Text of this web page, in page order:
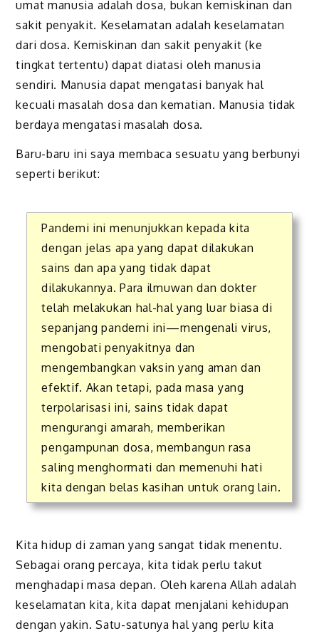
umat manusia adalah dosa, bukan kemiskinan dan
sakit penyakit. Keselamatan adalah keselamatan
dari dosa. Kemiskinan dan sakit penyakit (ke
tingkat tertentu) dapat diatasi oleh manusia
sendiri. Manusia dapat mengatasi banyak hal
kecuali masalah dosa dan kematian. Manusia tidak
berdaya mengatasi masalah dosa.
Baru-baru ini saya membaca sesuatu yang berbunyi
seperti berikut:
Pandemi ini menunjukkan kepada kita
dengan jelas apa yang dapat dilakukan
sains dan apa yang tidak dapat
dilakukannya. Para ilmuwan dan dokter
telah melakukan hal-hal yang luar biasa di
sepanjang pandemi ini—mengenali virus,
mengobati penyakitnya dan
mengembangkan vaksin yang aman dan
efektif. Akan tetapi, pada masa yang
terpolarisasi ini, sains tidak dapat
mengurangi amarah, memberikan
pengampunan dosa, membangun rasa
saling menghormati dan memenuhi hati
kita dengan belas kasihan untuk orang lain.
Kita hidup di zaman yang sangat tidak menentu.
Sebagai orang percaya, kita tidak perlu takut
menghadapi masa depan. Oleh karena Allah adalah
keselamatan kita, kita dapat menjalani kehidupan
dengan yakin. Satu-satunya hal yang perlu kita